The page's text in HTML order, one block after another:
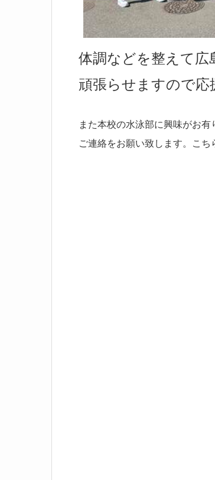
体調などを整えて広
頑張らせますので応
また本校の水泳部に興味がお有
ご連絡をお願い致します。
こち